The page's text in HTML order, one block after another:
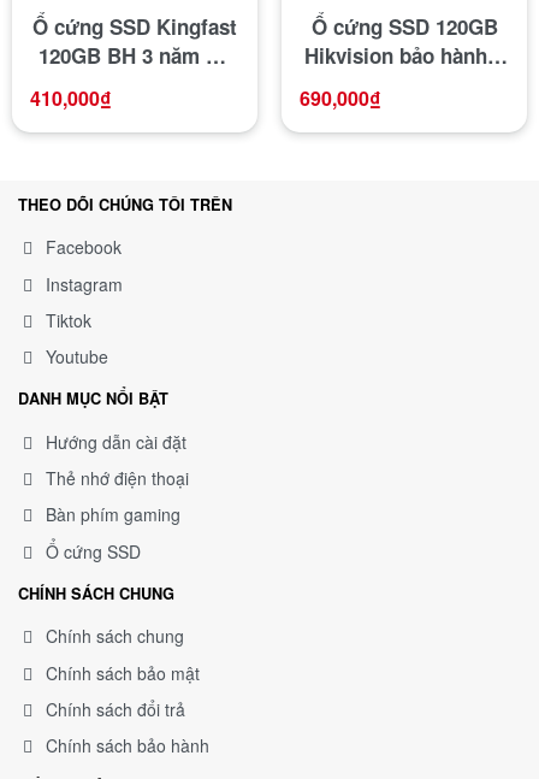
Ổ cứng SSD Kingfast
120GB BH 3 năm Hà
Nội Computer
410,000₫
Ổ cứng SSD 120GB
Hikvision bảo hành 3
690,000₫
THEO DÕI CHÚNG TÔI TRÊN
Facebook
Instagram
Tiktok
Youtube
DANH MỤC NỔI BẬT
Hướng dẫn cài đặt
Thẻ nhớ điện thoại
Bàn phím gaming
Ổ cứng SSD
CHÍNH SÁCH CHUNG
Chính sách chung
Chính sách bảo mật
Chính sách đổi trả
Chính sách bảo hành